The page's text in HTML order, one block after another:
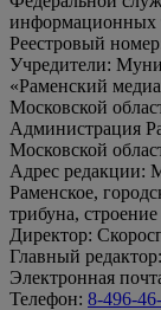
информационных
Реестровый
Учредители:
«Раменский
Московской
Администрация
Московской
Адрес редакции:
Раменское,
трибуна,
Директор:
Главный
Электронная
Телефон: 8-496-